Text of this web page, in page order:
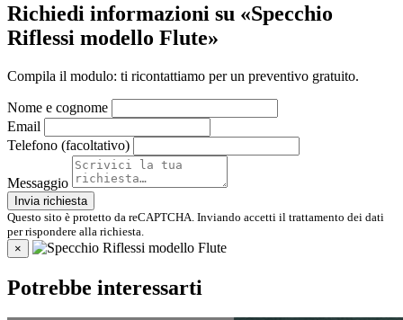
Richiedi informazioni su «Specchio
Riflessi modello Flute»
Compila il modulo: ti ricontattiamo per un preventivo gratuito.
Nome e cognome
Email
Telefono (facoltativo)
Messaggio
Invia richiesta
Questo sito è protetto da reCAPTCHA. Inviando accetti il trattamento dei dati
per rispondere alla richiesta.
×
Potrebbe interessarti